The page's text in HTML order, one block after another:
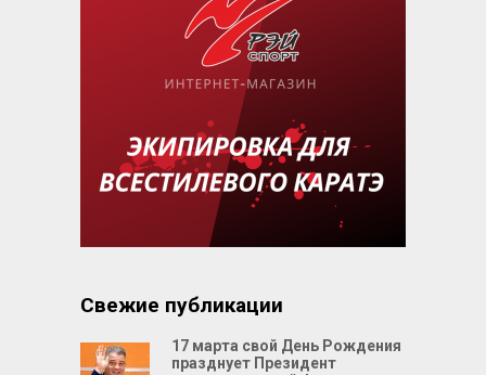
Свежие публикации
17 марта свой День Рождения
празднует Президент